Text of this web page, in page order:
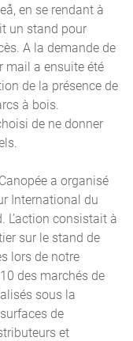
en se rendant à
un stand pour
A la demande de
mail a ensuite été
de la présence de
à bois.
de ne donner
a organisé
International du
L’action consistait à
sur le stand de
lors de notre
des marchés de
sous la
de
et